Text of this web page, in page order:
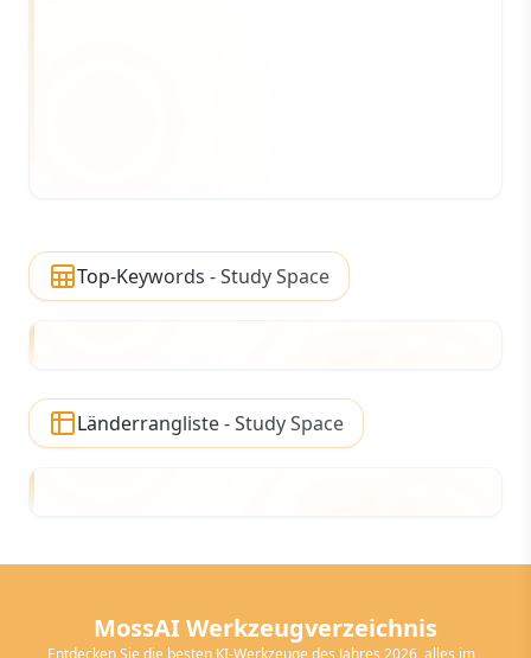
Top-Keywords - Study Space
Länderrangliste - Study Space
MossAI Werkzeugverzeichnis
Entdecken Sie die besten KI-Werkzeuge des Jahres 2026, alles im